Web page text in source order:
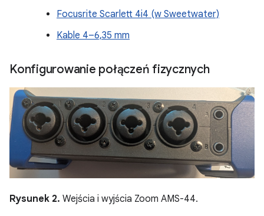
Focusrite Scarlett 4i4 (w Sweetwater)
Kable 4–6,35 mm
Konfigurowanie połączeń fizycznych
Rysunek 2. Wejścia i wyjścia Zoom AMS-44.